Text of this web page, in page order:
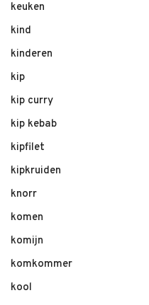
keuken
kind
kinderen
kip
kip curry
kip kebab
kipfilet
kipkruiden
knorr
komen
komijn
komkommer
kool